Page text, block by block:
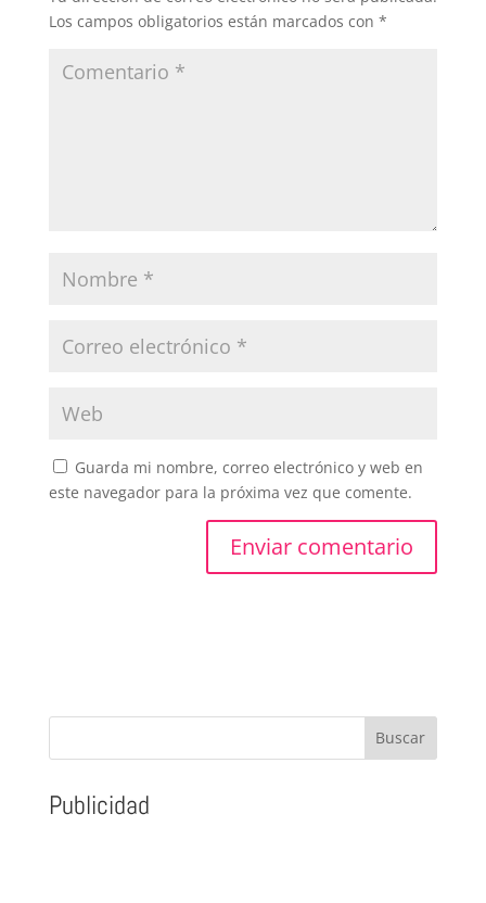
o p
Los campos obligatorios están marcados con *
Guarda mi nombre, correo electrónico y web en
este navegador para la próxima vez que comente.
Publicidad